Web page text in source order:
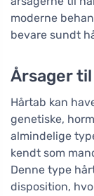
moderne
bevare sundt
Årsager
Hårtab kan
genetiske,
almindelige
kendt som
Denne type
disposition,